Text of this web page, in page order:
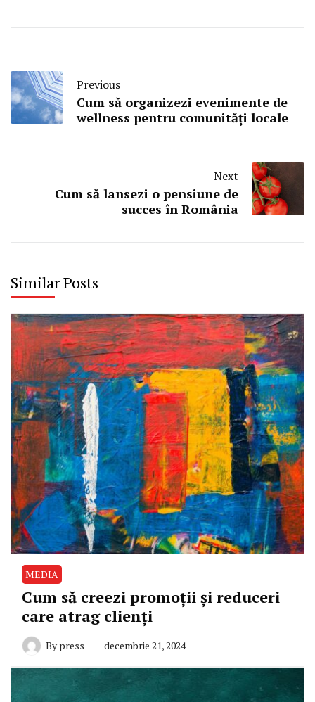
Previous
Cum să organizezi evenimente de
wellness pentru comunități locale
Next
Cum să lansezi o pensiune de
succes în România
Similar Posts
MEDIA
Cum să creezi promoții și reduceri
care atrag clienți
By press decembrie 21, 2024